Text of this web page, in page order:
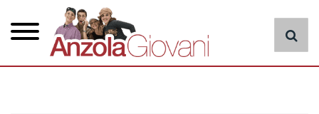
contenuto
principale
principale
cerca